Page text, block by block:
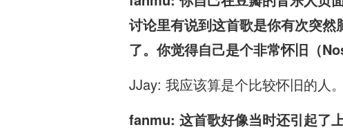
讨论里有说到这首歌是你有次突
了。你觉得自己是个非常怀旧（
JJay: 我应该算是个比较怀旧的人
fanmu: 这首歌好像当时还引起了